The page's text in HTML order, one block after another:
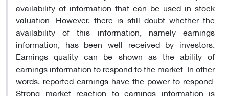
availability of information that can be used in stock
valuation. However, there is still doubt whether the
availability of this information, namely earnings
information, has been well received by investors.
Earnings quality can be shown as the ability of
earnings information to respond to the market. In other
words, reported earnings have the power to respond.
Strong market reaction to earnings information is